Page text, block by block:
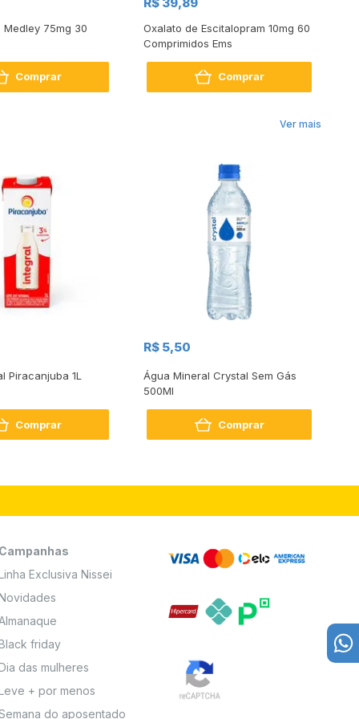
Medley 75mg 30
Comprar
Oxalato de Escitalopram 10mg 60
Comprimidos Ems
Comprar
Ver mais
Piracanjuba 1L
Comprar
R$ 5,50
Água Mineral Crystal Sem Gás
500Ml
Comprar
Campanhas
Exclusiva Nissei
friday
das mulheres
+ por menos
do aposentado